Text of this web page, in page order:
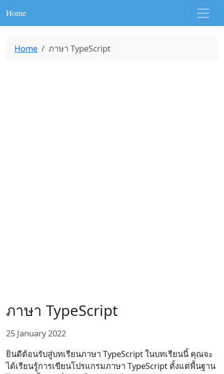
Home
Home ภาษา TypeScript
ภาษา TypeScript
25 January 2022
ยินดีต้อนรับสู่บทเรียนภาษา TypeScript ในบทเรียนนี้ คุณจะ
ได้เรียนรู้การเขียนโปรแกรมภาษา TypeScript ตั้งแต่พื้นฐาน